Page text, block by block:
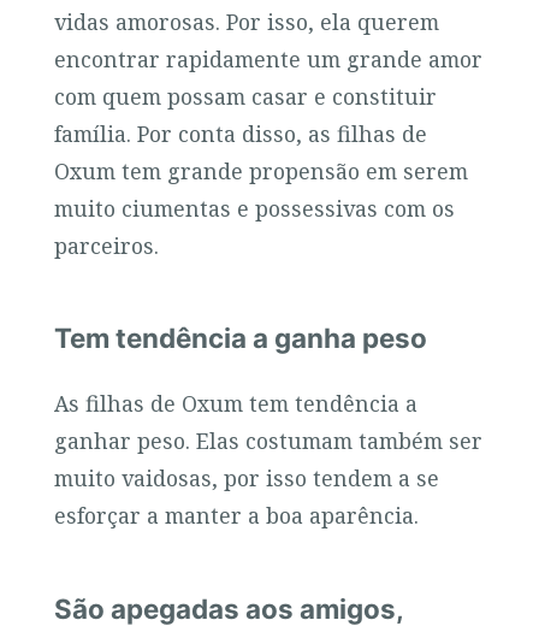
vidas amorosas. Por isso, ela querem
encontrar rapidamente um grande amor
com quem possam casar e constituir
família. Por conta disso, as filhas de
Oxum tem grande propensão em serem
muito ciumentas e possessivas com os
parceiros.
Tem tendência a ganha peso
As filhas de Oxum tem tendência a
ganhar peso. Elas costumam também ser
muito vaidosas, por isso tendem a se
esforçar a manter a boa aparência.
São apegadas aos amigos,